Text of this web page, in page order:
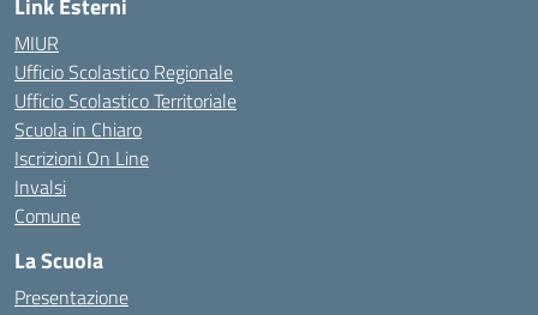
Link Esterni
MIUR
Ufficio Scolastico Regionale
Ufficio Scolastico Territoriale
Scuola in Chiaro
Iscrizioni On Line
Invalsi
Comune
La Scuola
Presentazione